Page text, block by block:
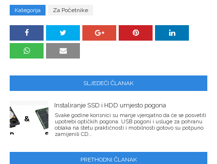
Kategorija Za Početnike
SLJEDEĆI ČLANAK
Instaliranje SSD i HDD umjesto pogona
Svake godine korisnici su manje vjerojatno da će se posvetiti
upotrebi optičkih pogona. USB pogoni i usluge za pohranu
oblaka na štetu praktičnosti i mobilnosti gotovo su potpuno
zamijenili CD...
PRETHODNI ČLANAK